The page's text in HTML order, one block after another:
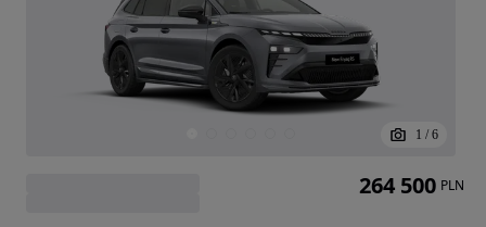
1 / 6
264 500 PLN